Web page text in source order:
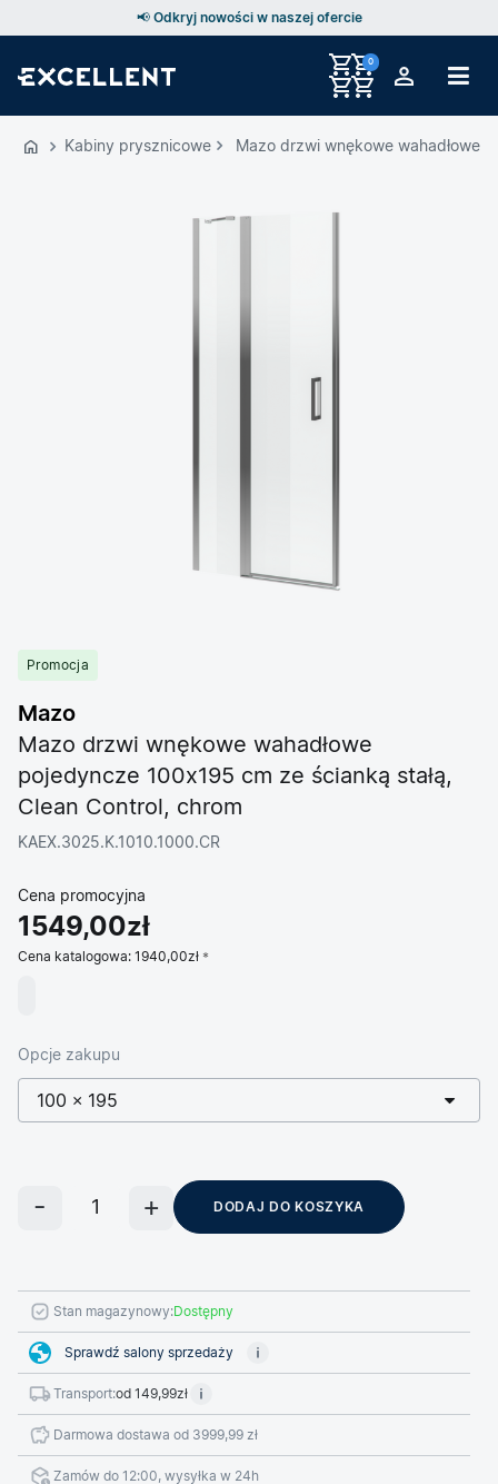
📢 Odkryj nowości w naszej ofercie
0
Kabiny prysznicowe Mazo drzwi wnękowe wahadłowe
Promocja
Mazo
Mazo drzwi wnękowe wahadłowe
pojedyncze 100x195 cm ze ścianką stałą,
Clean Control, chrom
KAEX.3025.K.1010.1000.CR
Cena promocyjna
1549,00zł
Cena katalogowa: 1940,00zł
Opcje zakupu
100 × 195
DODAJ DO KOSZYKA
Stan magazynowy:Dostępny
Sprawdź salony sprzedaży
Transport:od 149,99zł
Darmowa dostawa od 3999,99 zł
Zamów do 12:00, wysyłka w 24h